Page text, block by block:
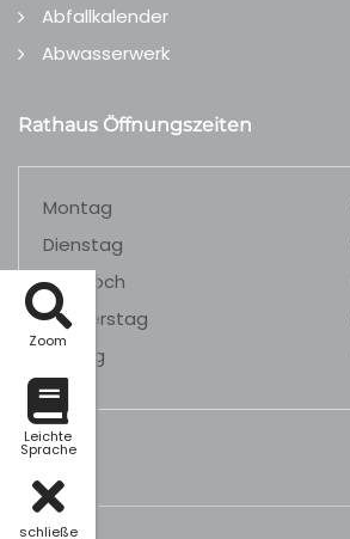
Zoom
Leichte
Sprache
schließe
Abfallkalender
Abwasserwerk
Rathaus Öffnungszeiten
Montag
Dienstag
Mittwoch
Donnerstag
Freitag